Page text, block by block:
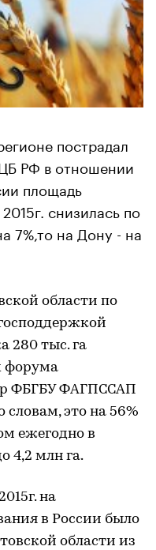
пострадал
РФ в отношении
площадь
снизилась по
7%,то на Дону - на
области по
280 тыс. га
форума
ФБГБУ ФАГПССАП
словам, это на 56%
ежегодно в
4,2 млн га.
на
в России было
области из